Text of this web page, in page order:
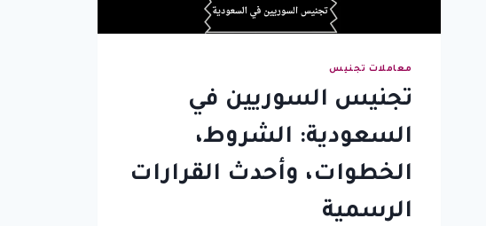
معاملات تجنيس
تجنيس السوريين في
السعودية: الشروط،
الخطوات، وأحدث القرارات
الرسمية